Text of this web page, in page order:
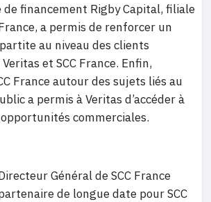
de financement Rigby Capital, filiale
a permis de renforcer un
au niveau des clients
et SCC France. Enfin,
France autour des sujets liés au
a permis à Veritas d’accéder à
commerciales.
Général de SCC France
de longue date pour SCC